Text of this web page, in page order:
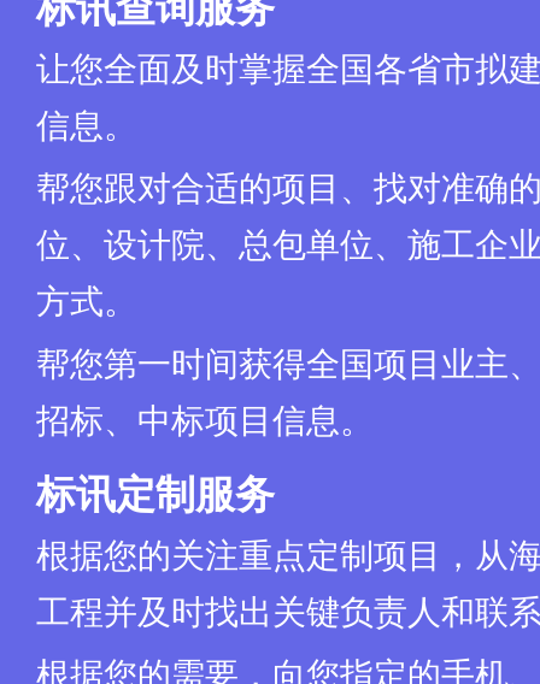
让您全面及时掌握全国各省市拟
信息。
帮您跟对合适的项目、找对准确
位、设计院、总包单位、施工企
方式。
帮您第一时间获得全国项目业主
招标、中标项目信息。
标讯定制服务
根据您的关注重点定制项目，从
工程并及时找出关键负责人和联
根据您的需要，向您指定的手机